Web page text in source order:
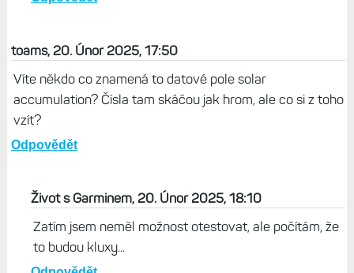
toams, 20. Únor 2025, 17:50
Víte někdo co znamená to datové pole solar
accumulation? Čísla tam skáčou jak hrom, ale co si z toho
vzít?
Odpovědět
Život s Garminem, 20. Únor 2025, 18:10
Zatím jsem neměl možnost otestovat, ale počítám, že
to budou kluxy...